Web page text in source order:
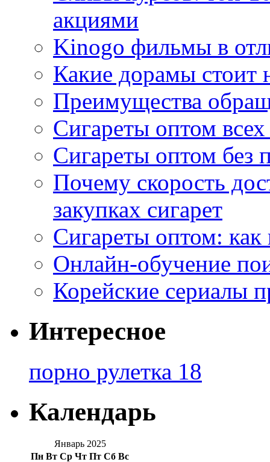
акциями
Kinogo фильмы в
Какие дорамы стоит
Преимущества
Сигареты оптом
Сигареты оптом без
Почему скорость
закупках сигарет
Сигареты оптом:
Онлайн-обучение
Корейские сериалы
Интересное
порно рулетка 18
Календарь
Январь 2025
Пн Вт Ср Чт Пт Сб Вс